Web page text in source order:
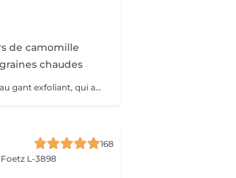
de camomille
chaudes
Vous lâchez prise dès le gommage délicat au gant exfoliant, qui alterne lissages et effleurages. Notre esthéticienne applique ensuite lonctueuse huile Orientale à base dhuile dArgan sur lensemble de votre corps et grâce à sa gestuelle précise libère lensemble des tensions. Bénéfices : Vous êtes délassée et votre peau est douce et satinée.
168
Foetz L-3898